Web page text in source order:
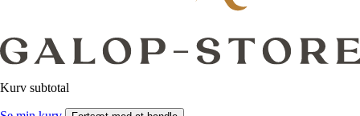
Kurv subtotal